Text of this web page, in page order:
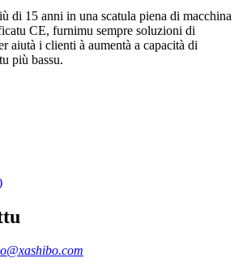
di 15 anni in una scatula piena di macchina
CE, furnimu sempre soluzioni di
aiutà i clienti à aumentà a capacità di
più bassu.